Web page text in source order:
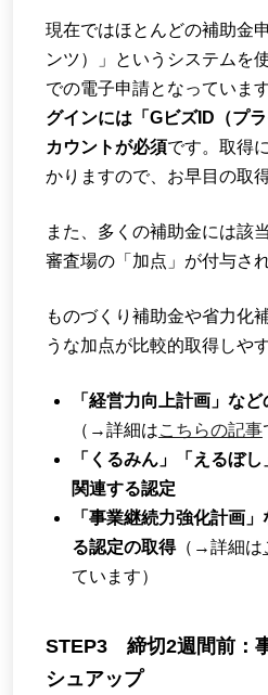
現在ではほとんどの補助金
ンツ）」というシステムを
での電子申請となっています
グインには「GビズID（プ
カウントが必須です。取得
かりますので、お早目の取
また、多くの補助金には該
審査場の「加点」が付与され
ものづくり補助金や省力化
うな加点が比較的取得しや
「経営力向上計画」な
（→詳細はこちらの記事
「くるみん」「えるぼ
関連する認定
「事業継続力強化計画
る認定の取得（→詳細は
ています）
STEP3 締切2週間前：
シュアップ